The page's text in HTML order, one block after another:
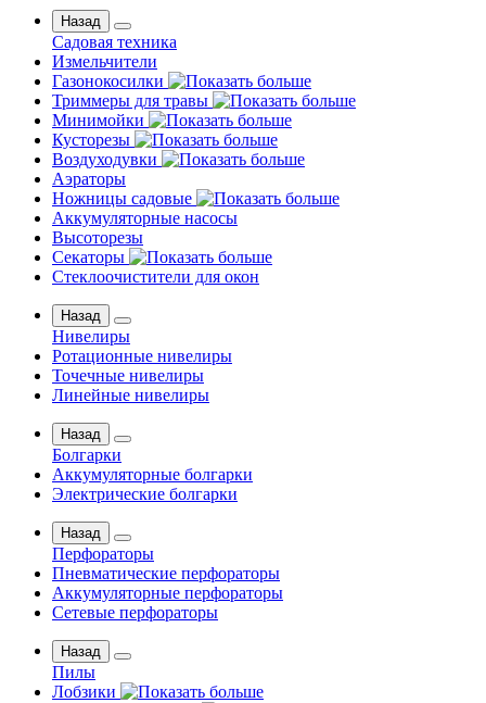
Назад
Садовая техника
Измельчители
Газонокосилки
Триммеры для травы
Минимойки
Кусторезы
Воздуходувки
Аэраторы
Ножницы садовые
Аккумуляторные насосы
Высоторезы
Секаторы
Стеклоочистители для окон
Назад
Нивелиры
Ротационные нивелиры
Точечные нивелиры
Линейные нивелиры
Назад
Болгарки
Аккумуляторные болгарки
Электрические болгарки
Назад
Перфораторы
Пневматические перфораторы
Аккумуляторные перфораторы
Сетевые перфораторы
Назад
Пилы
Лобзики